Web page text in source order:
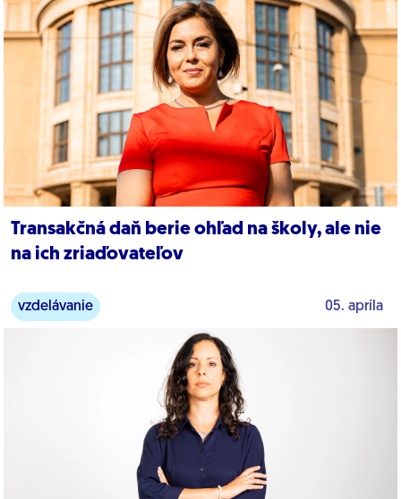
Transakčná daň berie ohľad na školy, ale nie
na ich zriaďovateľov
vzdelávanie 05. apríla